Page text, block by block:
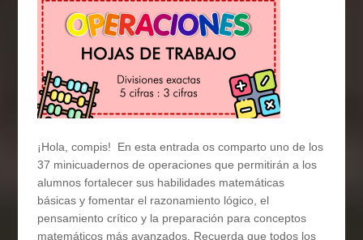
¡Hola, compis! En esta entrada os comparto uno de los
37 minicuadernos de operaciones que permitirán a los
alumnos fortalecer sus habilidades matemáticas
básicas y fomentar el razonamiento lógico, el
pensamiento crítico y la preparación para conceptos
matemáticos más avanzados. Recuerda que todos los